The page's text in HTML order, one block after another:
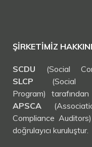
ŞIRKETIMIZ
SCDU (Social
SLCP (Social
Program)
APSCA
Compliance
doğrulayıcı kuruluştur.